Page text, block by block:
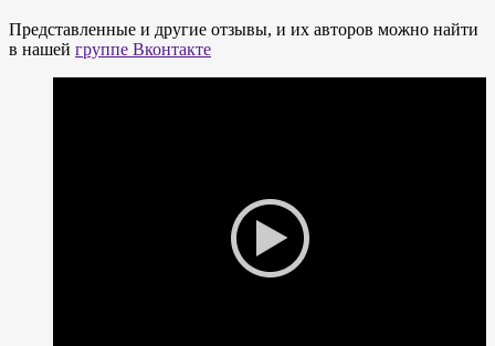
Представленные и другие отзывы, и их авторов можно найти
в нашей группе Вконтакте